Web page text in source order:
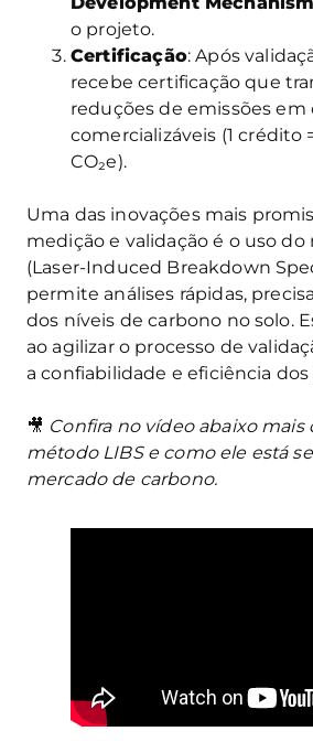
o projeto.
Certificação: Após
recebe certificação que
reduções de emissões em
comercializáveis (1 crédito
CO₂e).
Uma das inovações mais
medição e validação é o uso do
(Laser-Induced Breakdown
permite análises rápidas,
dos níveis de carbono no solo.
ao agilizar o processo de
a confiabilidade e eficiência
🎥 Confira no vídeo abaixo mais
método LIBS e como ele está
mercado de carbono.